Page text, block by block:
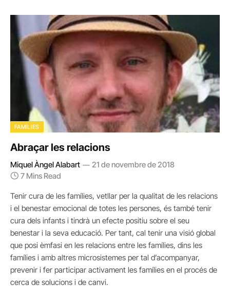
FAMÍLIES
Abraçar les relacions
Miquel Àngel Alabart
21 de novembre de 2018
7 Mins Read
Tenir cura de les famílies, vetllar per la qualitat de les relacions
i el benestar emocional de totes les persones, és també tenir
cura dels infants i tindrà un efecte positiu sobre el seu
benestar i la seva educació. Per tant, cal tenir una visió global
que posi èmfasi en les relacions entre les famílies, dins les
famílies i amb altres microsistemes per tal d’acompanyar,
prevenir i fer participar activament les famílies en el procés de
cerca de solucions i de canvi.